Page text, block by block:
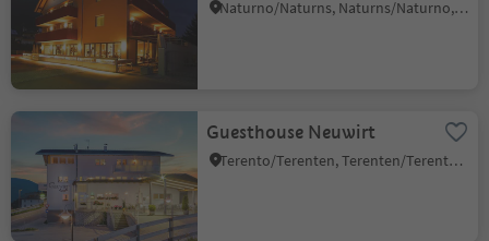
Naturno/Naturns, Naturns/Naturno, Meran/Merano and environs
Guesthouse Neuwirt
Terento/Terenten, Terenten/Terento, Brixen/Bressanone and environs